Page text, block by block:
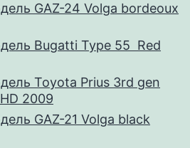
GAZ-24 Volga bordeoux
Bugatti Type 55 Red
Toyota Prius 3rd gen
2009
GAZ-21 Volga black